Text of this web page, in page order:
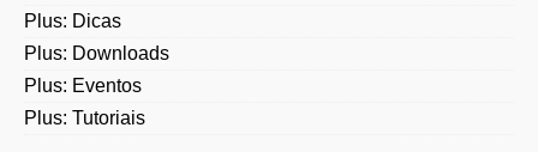
Plus: Dicas
Plus: Downloads
Plus: Eventos
Plus: Tutoriais